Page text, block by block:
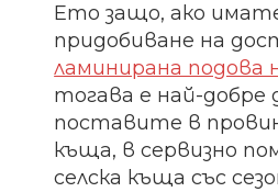
Ето защо, ако
придобиване на
ламинирана подова
тогава е най-добре
поставите в
къща, в сервизно
селска къща със